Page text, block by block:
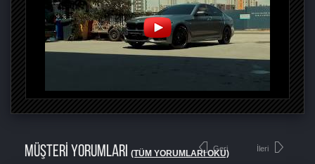
MÜŞTERİ YORUMLARI (TÜM YORUMLARI OKU)
Geri İleri